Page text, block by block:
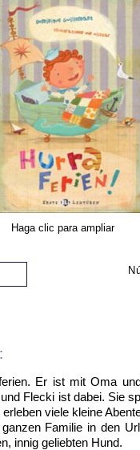
Haga clic para ampliar
Er ist mit Oma
Flecki ist dabei. Sie
viele kleine
Familie in den
innig geliebten Hund.